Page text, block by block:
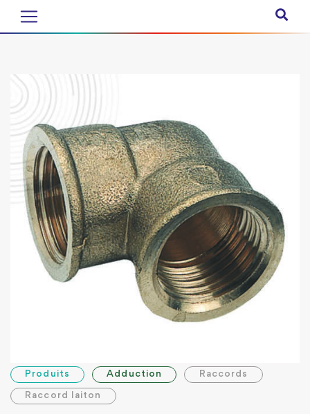
Produits Adduction Raccords
Raccord laiton